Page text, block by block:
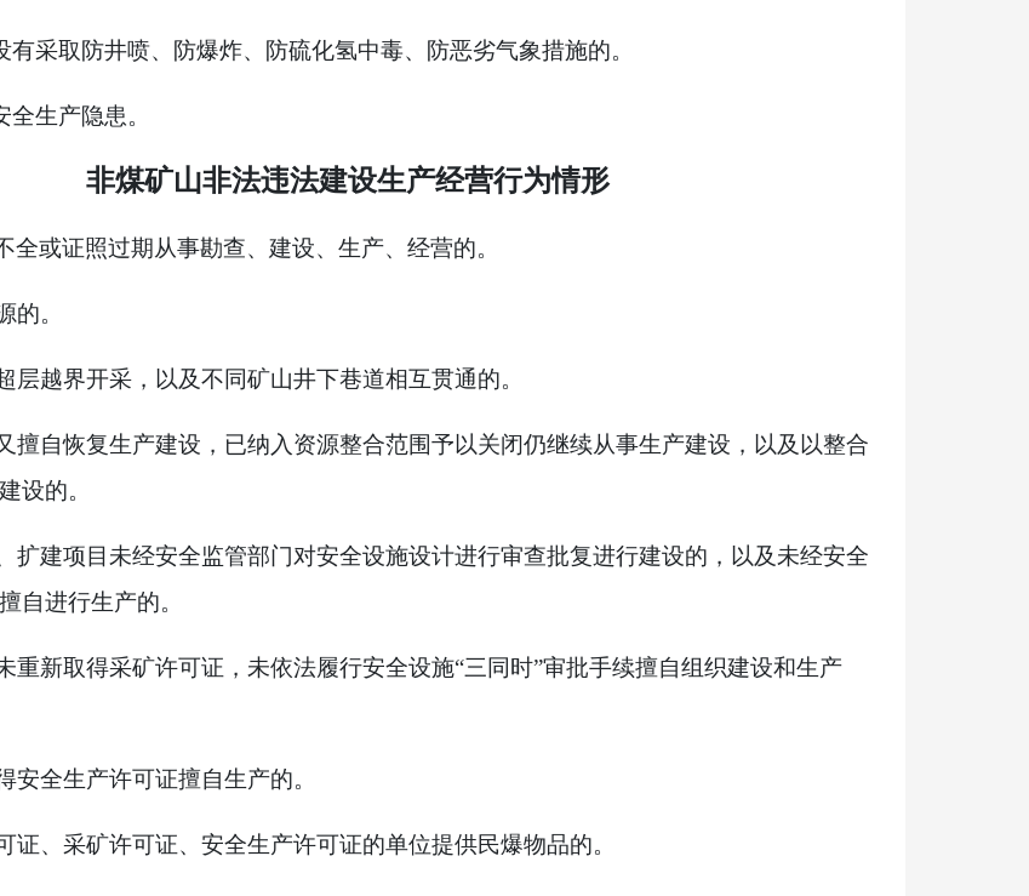
有采取防井喷、防爆炸、防硫化氢中毒、防恶劣气象措施的。
生产隐患。
非煤矿山非法违法建设生产经营行为情形
全或证照过期从事勘查、建设、生产、经营的。
的。
层越界开采，以及不同矿山井下巷道相互贯通的。
擅自恢复生产建设，已纳入资源整合范围予以关闭仍继续从事生产建设，以及以整合
设的。
扩建项目未经安全监管部门对安全设施设计进行审查批复进行建设的，以及未经安全
自进行生产的。
重新取得采矿许可证，未依法履行安全设施“三同时”审批手续擅自组织建设和生产
安全生产许可证擅自生产的。
证、采矿许可证、安全生产许可证的单位提供民爆物品的。